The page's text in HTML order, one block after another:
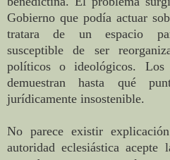
Gobierno que podía actuar
tratara de un espacio
susceptible de ser
políticos o ideológicos. Los
demuestran hasta qué
jurídicamente insostenible.
No parece existir
autoridad eclesiástica acepte